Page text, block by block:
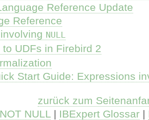
Reference Update
Reference
NULL
to UDFs in Firebird 2
Start Guide: Expressions
zurück zum
NOT NULL | IBExpert Glossar |